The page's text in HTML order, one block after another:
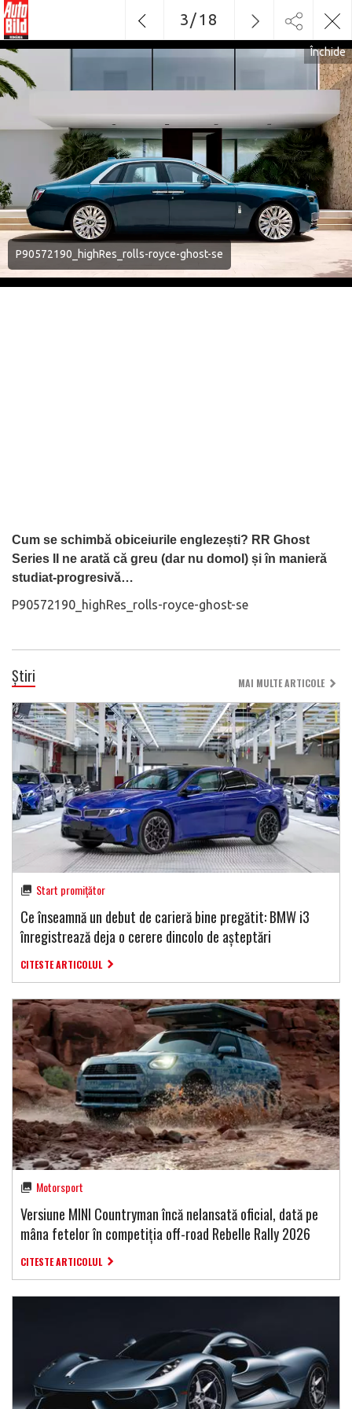
P90572190_highRes_rolls-royce-ghost-se
Cum se schimbă obiceiurile englezești? RR Ghost
Series II ne arată că greu (dar nu domol) și în manieră
studiat-progresivă…
P90572190_highRes_rolls-royce-ghost-se
Închide
3/18
Știri MAI MULTE ARTICOLE
Start promițător
Ce înseamnă un debut de carieră bine pregătit: BMW i3
înregistrează deja o cerere dincolo de așteptări
CITESTE ARTICOLUL
Motorsport
Versiune MINI Countryman încă nelansată oficial, dată pe
mâna fetelor în competiția off-road Rebelle Rally 2026
CITESTE ARTICOLUL